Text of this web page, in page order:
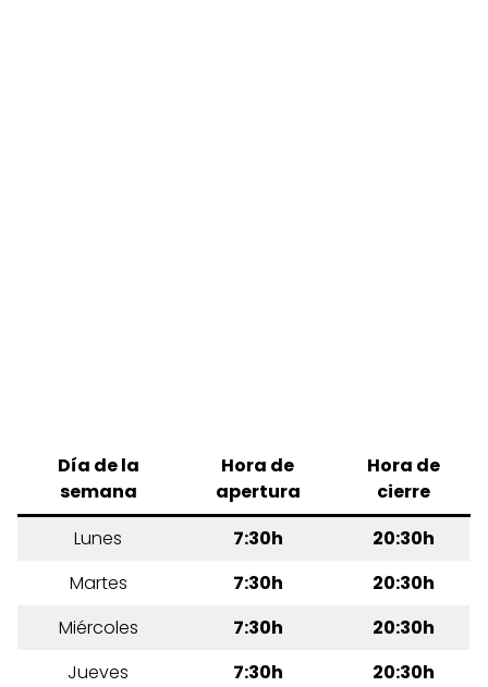
Día de la
semana
Hora de
apertura
Hora de
cierre
Lunes
7:30h
20:30h
Martes
7:30h
20:30h
Miércoles
7:30h
20:30h
Jueves
7:30h
20:30h